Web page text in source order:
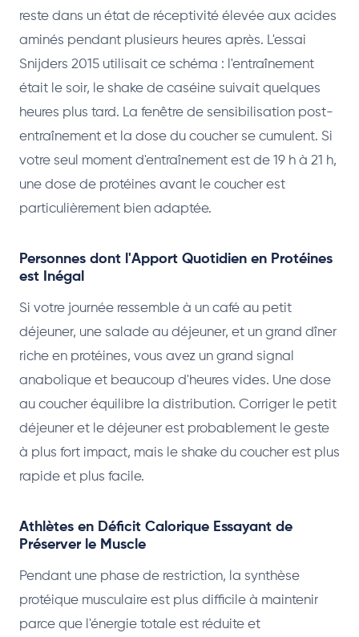
reste dans un état de réceptivité élevée aux acides
aminés pendant plusieurs heures après. L'essai
Snijders 2015 utilisait ce schéma : l'entraînement
était le soir, le shake de caséine suivait quelques
heures plus tard. La fenêtre de sensibilisation post-
entraînement et la dose du coucher se cumulent. Si
votre seul moment d'entraînement est de 19 h à 21 h,
une dose de protéines avant le coucher est
particulièrement bien adaptée.
Personnes dont l'Apport Quotidien en Protéines
est Inégal
Si votre journée ressemble à un café au petit
déjeuner, une salade au déjeuner, et un grand dîner
riche en protéines, vous avez un grand signal
anabolique et beaucoup d'heures vides. Une dose
au coucher équilibre la distribution. Corriger le petit
déjeuner et le déjeuner est probablement le geste
à plus fort impact, mais le shake du coucher est plus
rapide et plus facile.
Athlètes en Déficit Calorique Essayant de
Préserver le Muscle
Pendant une phase de restriction, la synthèse
protéique musculaire est plus difficile à maintenir
parce que l'énergie totale est réduite et